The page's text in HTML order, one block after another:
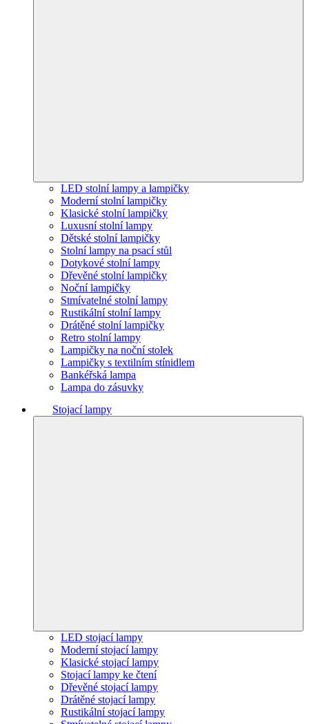
LED stolní lampy a lampičky
Moderní stolní lampičky
Klasické stolní lampičky
Luxusní stolní lampy
Dětské stolní lampičky
Stolní lampy na psací stůl
Dotykové stolní lampy
Dřevěné stolní lampičky
Noční lampičky
Stmívatelné stolní lampy
Rustikální stolní lampy
Drátěné stolní lampičky
Retro stolní lampy
Lampičky na noční stolek
Lampičky s textilním stínidlem
Bankéřská lampa
Lampa do zásuvky
Stojací lampy
LED stojací lampy
Moderní stojací lampy
Klasické stojací lampy
Stojací lampy ke čtení
Dřevěné stojací lampy
Drátěné stojací lampy
Rustikální stojací lampy